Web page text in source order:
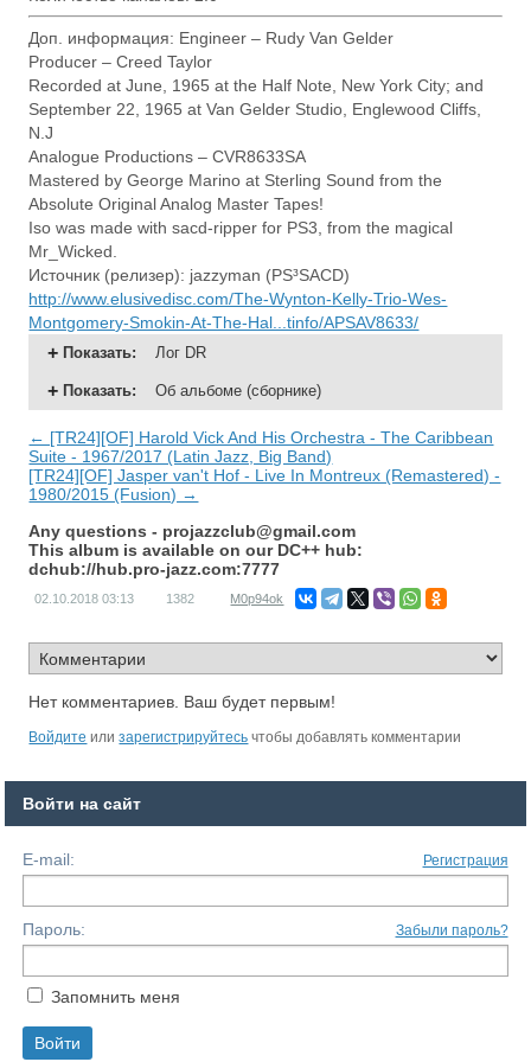
Доп. информация: Engineer – Rudy Van Gelder
Producer – Creed Taylor
Recorded at June, 1965 at the Half Note, New York City; and
September 22, 1965 at Van Gelder Studio, Englewood Cliffs,
N.J
Analogue Productions – CVR8633SA
Mastered by George Marino at Sterling Sound from the
Absolute Original Analog Master Tapes!
Iso was made with sacd-ripper for PS3, from the magical
Mr_Wicked.
Источник (релизер): jazzyman (PS³SACD)
http://www.elusivedisc.com/The-Wynton-Kelly-Trio-Wes-
Montgomery-Smokin-At-The-Hal...tinfo/APSAV8633/
Показать: Лог DR
Показать: Об альбоме (сборнике)
← [TR24][OF] Harold Vick And His Orchestra - The Caribbean
Suite - 1967/2017 (Latin Jazz, Big Band)
[TR24][OF] Jasper van't Hof - Live In Montreux (Remastered) -
1980/2015 (Fusion) →
Any questions - projazzclub@gmail.com
This album is available on our DC++ hub:
dchub://hub.pro-jazz.com:7777
02.10.2018 03:13 1382 M0p94ok
Нет комментариев. Ваш будет первым!
Войдите илизарегистрируйтесь чтобы добавлять комментарии
Войти на сайт
E-mail: Регистрация
Пароль: Забыли пароль?
Запомнить меня